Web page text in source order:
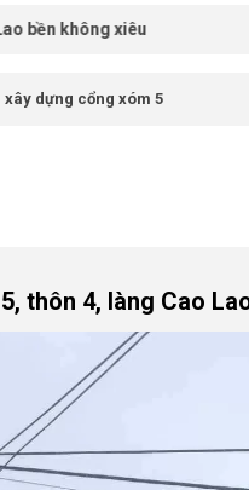
xiêu
xây dựng cổng xóm 5
thôn 4, làng Cao